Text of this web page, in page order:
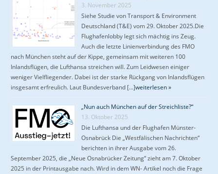
3. November 2025
Siehe Studie von Transport & Environment
Deutschland (T&E) vom 29. Oktober 2025.Die
Flughafenlobby legt sich mächtig ins Zeug.
Auch die letzte Linienverbindung des FMO
nach München steht auf der Kippe, gemeinsam mit weiteren 100
Inlandsflügen, die Lufthansa streichen will. Zum Leidwesen einiger
weniger Vielfliegender. Dabei ist der starke Rückgang von Inlandsflügen
insgesamt erfreulich. Laut Bundesverband […]weiterlesen »
„Nun auch München auf der Streichliste?“
13. Oktober 2025
Die Lufthansa und der Flughafen Münster-
Osnabrück Die „Westfälischen Nachrichten“
berichten in ihrer Ausgabe vom 26.
September 2025, die „Neue Osnabrücker Zeitung“ zieht am 7. Oktober
2025 in der Printausgabe nach. Wird in dem WN- Artikel noch die Frage